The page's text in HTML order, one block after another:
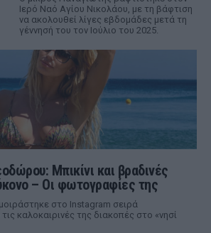
Ιερό Ναό Αγίου Νικολάου, με τη βάφτιση
να ακολουθεί λίγες εβδομάδες μετά τη
γέννησή του τον Ιούλιο του 2025.
Μπικίνι και βραδινές
– Οι φωτογραφίες της
στο Instagram σειρά
καλοκαιρινές της διακοπές στο «νησί